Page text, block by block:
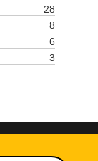
28
8
6
3